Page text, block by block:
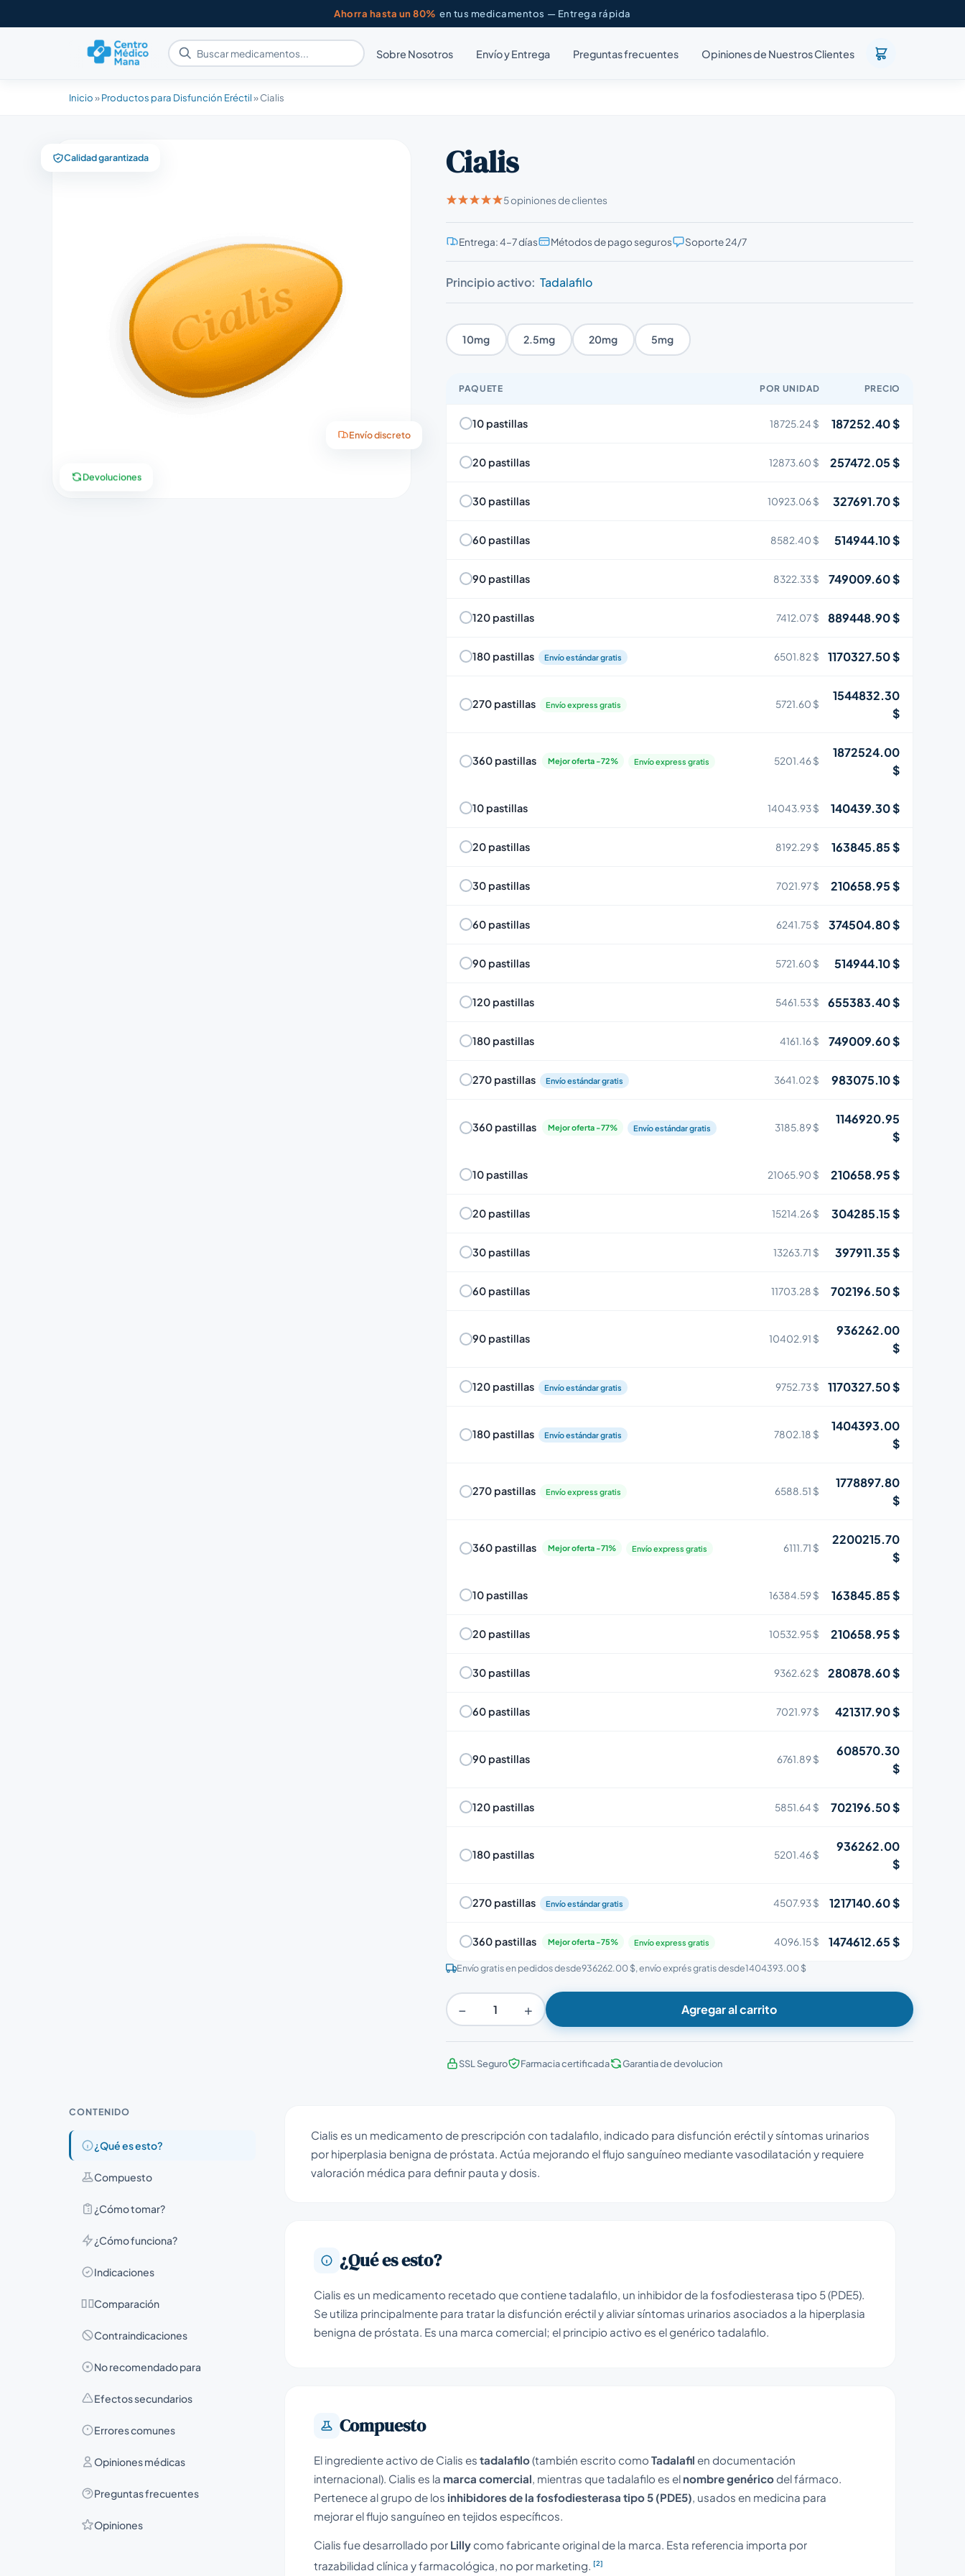
Ahorra hasta un 80% en tus medicamentos — Entrega rápida
Sobre Nosotros Envío y Entrega Preguntas frecuentes Opiniones de Nuestros Clientes
Inicio»Productos para Disfunción Eréctil»Cialis
Calidad garantizada
Envío discreto
Devoluciones
Cialis
5 opiniones de clientes
Entrega: 4–7 días Métodos de pago seguros Soporte 24/7
Principio activo: Tadalafilo
10mg 2.5mg 20mg 5mg
PAQUETE POR UNIDAD PRECIO
10 pastillas 18725.24 $ 187252.40 $
20 pastillas 12873.60 $ 257472.05 $
30 pastillas 10923.06 $ 327691.70 $
60 pastillas 8582.40 $ 514944.10 $
90 pastillas 8322.33 $ 749009.60 $
120 pastillas 7412.07 $ 889448.90 $
180 pastillas Envío estándar gratis 6501.82 $ 1170327.50 $
270 pastillas Envío express gratis 5721.60 $
1544832.30
$
360 pastillas Mejor oferta -72% Envío express gratis 5201.46 $
1872524.00
$
10 pastillas 14043.93 $ 140439.30 $
20 pastillas 8192.29 $ 163845.85 $
30 pastillas 7021.97 $ 210658.95 $
60 pastillas 6241.75 $ 374504.80 $
90 pastillas 5721.60 $ 514944.10 $
120 pastillas 5461.53 $ 655383.40 $
180 pastillas 4161.16 $ 749009.60 $
270 pastillas Envío estándar gratis 3641.02 $ 983075.10 $
360 pastillas Mejor oferta -77% Envío estándar gratis 3185.89 $
1146920.95
$
10 pastillas 21065.90 $ 210658.95 $
20 pastillas 15214.26 $ 304285.15 $
30 pastillas 13263.71 $ 397911.35 $
60 pastillas 11703.28 $ 702196.50 $
90 pastillas 10402.91 $
936262.00
$
120 pastillas Envío estándar gratis 9752.73 $ 1170327.50 $
180 pastillas Envío estándar gratis 7802.18 $
1404393.00
$
270 pastillas Envío express gratis 6588.51 $
1778897.80
$
360 pastillas Mejor oferta -71% Envío express gratis 6111.71 $
2200215.70
$
10 pastillas 16384.59 $ 163845.85 $
20 pastillas 10532.95 $ 210658.95 $
30 pastillas 9362.62 $ 280878.60 $
60 pastillas 7021.97 $ 421317.90 $
90 pastillas 6761.89 $
608570.30
$
120 pastillas 5851.64 $ 702196.50 $
180 pastillas 5201.46 $
936262.00
$
270 pastillas Envío estándar gratis 4507.93 $ 1217140.60 $
360 pastillas Mejor oferta -75% Envío express gratis 4096.15 $ 1474612.65 $
Envío gratis en pedidos desde936262.00 $, envío exprés gratis desde1404393.00 $
− + Agregar al carrito
SSL Seguro Farmacia certificada Garantia de devolucion
CONTENIDO
¿Qué es esto?
Compuesto
¿Cómo tomar?
¿Cómo funciona?
Indicaciones
Comparación
Contraindicaciones
No recomendado para
Efectos secundarios
Errores comunes
Opiniones médicas
Preguntas frecuentes
Opiniones
Cialis es un medicamento de prescripción con tadalafilo, indicado para disfunción eréctil y síntomas urinarios
por hiperplasia benigna de próstata. Actúa mejorando el flujo sanguíneo mediante vasodilatación y requiere
valoración médica para definir pauta y dosis.
¿Qué es esto?
Cialis es un medicamento recetado que contiene tadalafilo, un inhibidor de la fosfodiesterasa tipo 5 (PDE5).
Se utiliza principalmente para tratar la disfunción eréctil y aliviar síntomas urinarios asociados a la hiperplasia
benigna de próstata. Es una marca comercial; el principio activo es el genérico tadalafilo.
Compuesto
El ingrediente activo de Cialis es tadalafilo(también escrito como Tadalafil en documentación
internacional). Cialis es la marca comercial , mientras que tadalafilo es el nombre genérico del fármaco.
Pertenece al grupo de los inhibidores de la fosfodiesterasa tipo 5 (PDE5) , usados en medicina para
mejorar el flujo sanguíneo en tejidos específicos.
Cialis fue desarrollado por Lilly como fabricante original de la marca. Esta referencia importa por
trazabilidad clínica y farmacológica, no por marketing.
[2]